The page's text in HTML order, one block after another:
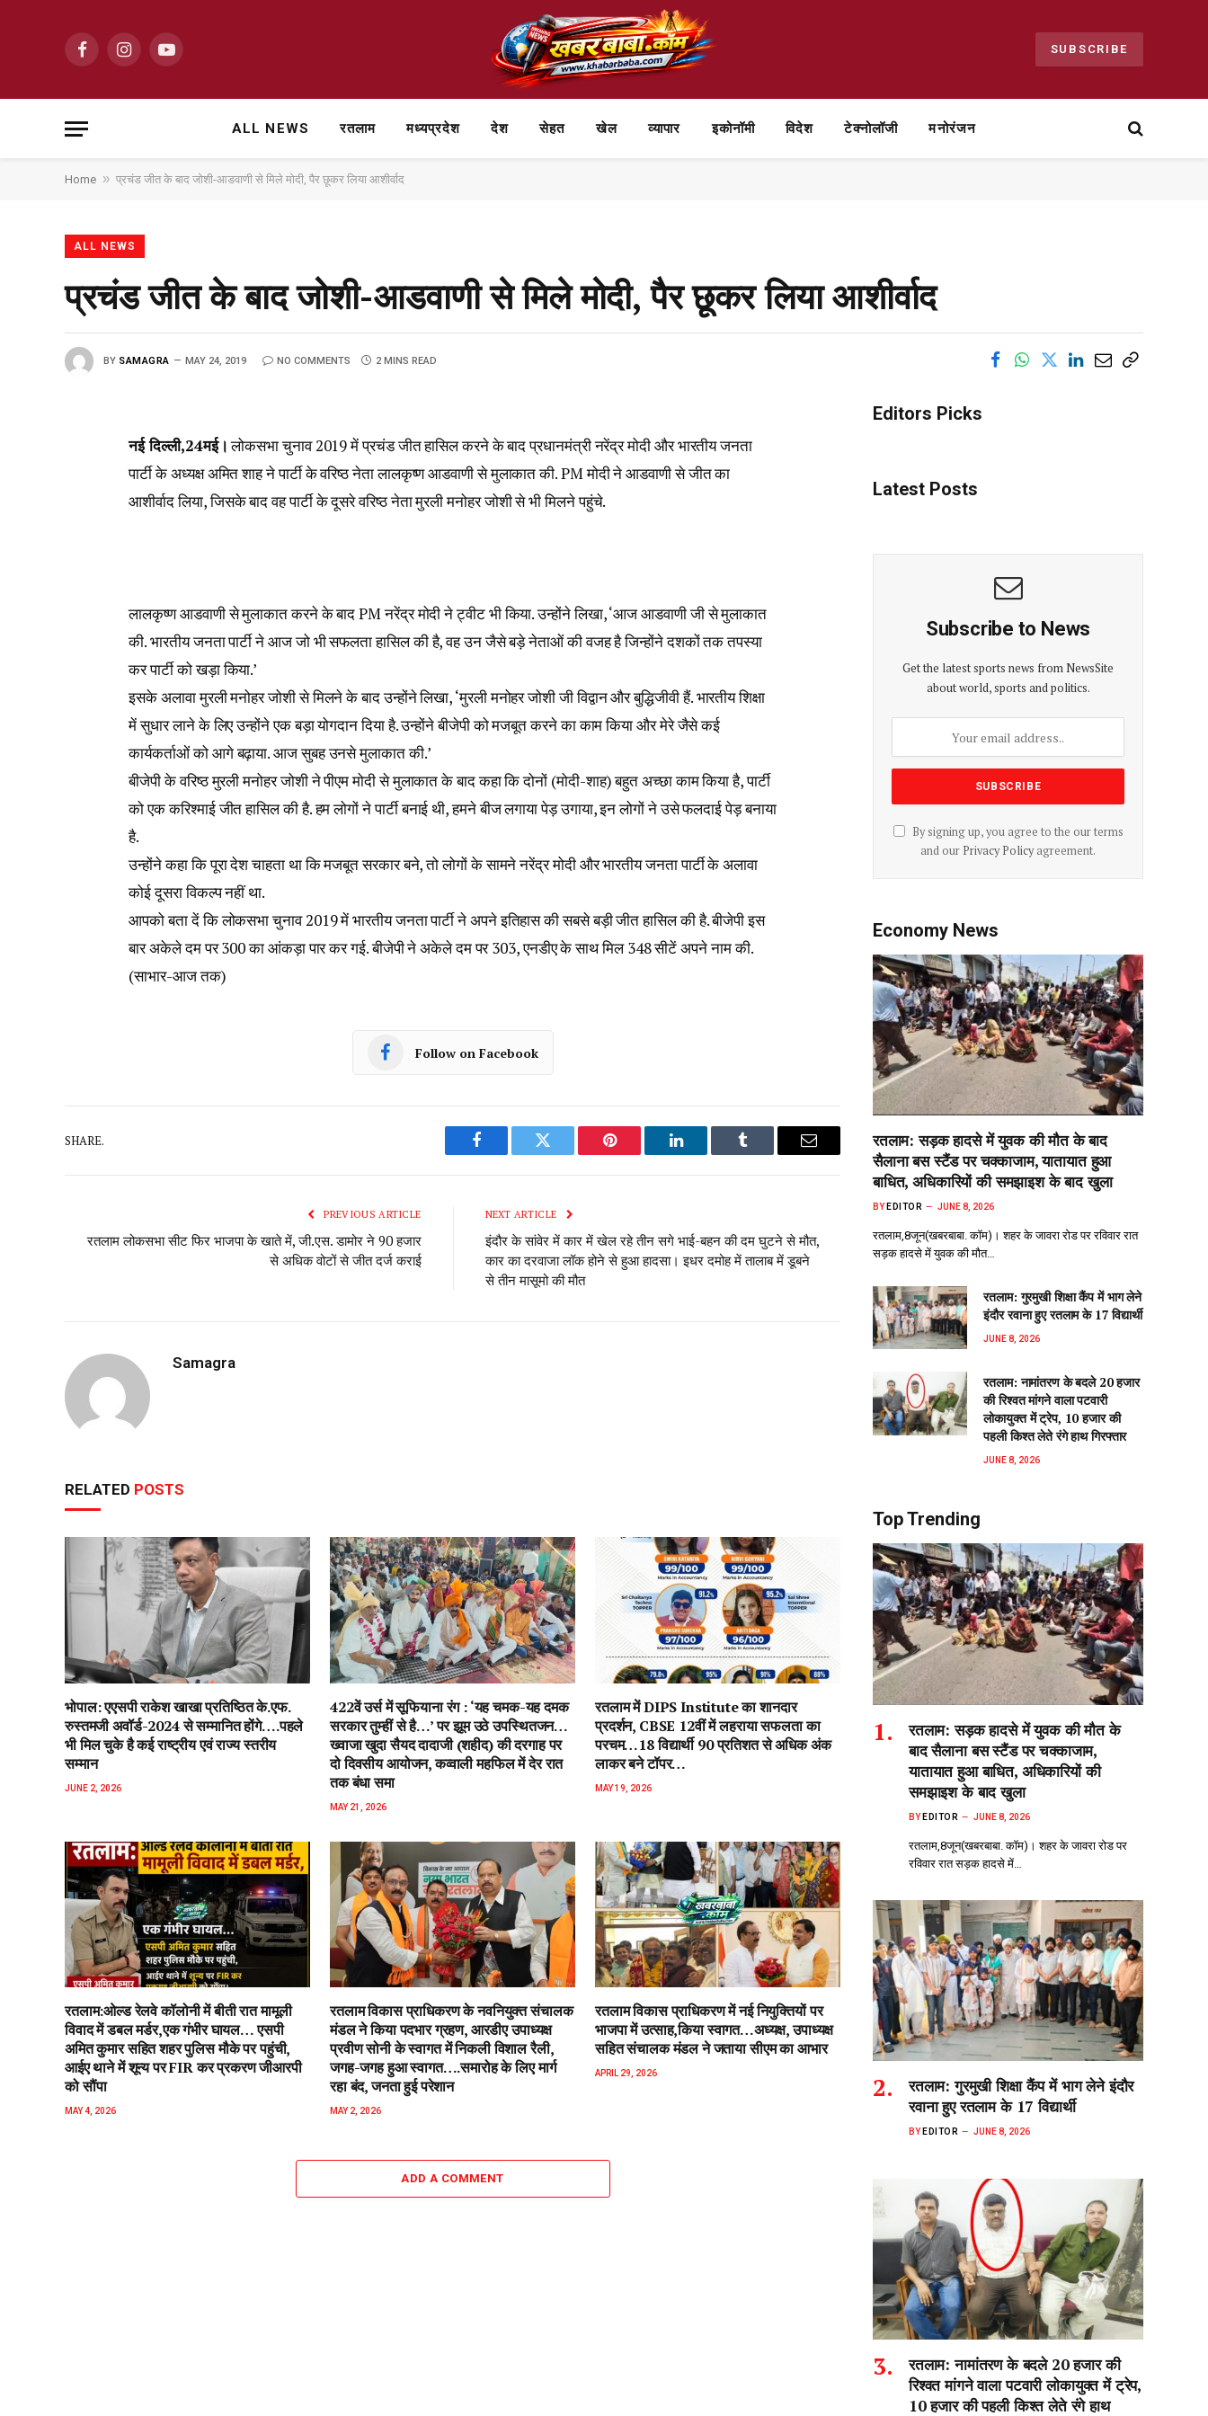
FacebookInstagramYouTube SUBSCRIBE
ALL NEWS रतलाम मध्यप्रदेश देश सेहत खेल व्यापार ⁠इकोनॉमी विदेश टेक्नोलॉजी मनोरंजन
Home » प्रचंड जीत के बाद जोशी-आडवाणी से मिले मोदी, पैर छूकर लिया आशीर्वाद
ALL NEWS
प्रचंड जीत के बाद जोशी-आडवाणी से मिले मोदी, पैर छूकर लिया आशीर्वाद
BY SAMAGRA MAY 24, 2019 NO COMMENTS 2 MINS READ
नई दिल्ली,24मई।लोकसभा चुनाव 2019 में प्रचंड जीत हासिल करने के बाद प्रधानमंत्री नरेंद्र मोदी और भारतीय जनता
पार्टी के अध्यक्ष अमित शाह ने पार्टी के वरिष्ठ नेता लालकृष्ण आडवाणी से मुलाकात की. PM मोदी ने आडवाणी से जीत का
आशीर्वाद लिया, जिसके बाद वह पार्टी के दूसरे वरिष्ठ नेता मुरली मनोहर जोशी से भी मिलने पहुंचे.
लालकृष्ण आडवाणी से मुलाकात करने के बाद PM नरेंद्र मोदी ने ट्वीट भी किया. उन्होंने लिखा, ‘आज आडवाणी जी से मुलाकात
की. भारतीय जनता पार्टी ने आज जो भी सफलता हासिल की है, वह उन जैसे बड़े नेताओं की वजह है जिन्होंने दशकों तक तपस्या
कर पार्टी को खड़ा किया.’
इसके अलावा मुरली मनोहर जोशी से मिलने के बाद उन्होंने लिखा, ‘मुरली मनोहर जोशी जी विद्वान और बुद्धिजीवी हैं. भारतीय शिक्षा
में सुधार लाने के लिए उन्होंने एक बड़ा योगदान दिया है. उन्होंने बीजेपी को मजबूत करने का काम किया और मेरे जैसे कई
कार्यकर्ताओं को आगे बढ़ाया. आज सुबह उनसे मुलाकात की.’
बीजेपी के वरिष्ठ मुरली मनोहर जोशी ने पीएम मोदी से मुलाकात के बाद कहा कि दोनों (मोदी-शाह) बहुत अच्छा काम किया है, पार्टी
को एक करिश्माई जीत हासिल की है. हम लोगों ने पार्टी बनाई थी, हमने बीज लगाया पेड़ उगाया, इन लोगों ने उसे फलदाई पेड़ बनाया
है.
उन्होंने कहा कि पूरा देश चाहता था कि मजबूत सरकार बने, तो लोगों के सामने नरेंद्र मोदी और भारतीय जनता पार्टी के अलावा
कोई दूसरा विकल्प नहीं था.
आपको बता दें कि लोकसभा चुनाव 2019 में भारतीय जनता पार्टी ने अपने इतिहास की सबसे बड़ी जीत हासिल की है. बीजेपी इस
बार अकेले दम पर 300 का आंकड़ा पार कर गई. बीजेपी ने अकेले दम पर 303, एनडीए के साथ मिल 348 सीटें अपने नाम की.
(साभार-आज तक)
Follow on Facebook
SHARE.
Facebook Twitter Pinterest LinkedIn Tumblr Email
PREVIOUS ARTICLE
रतलाम लोकसभा सीट फिर भाजपा के खाते में, जी.एस. डामोर ने 90 हजार
से अधिक वोटों से जीत दर्ज कराई
NEXT ARTICLE
इंदौर के सांवेर में कार में खेल रहे तीन सगे भाई-बहन की दम घुटने से मौत,
कार का दरवाजा लॉक होने से हुआ हादसा। इधर दमोह में तालाब में डूबने
से तीन मासूमो की मौत
Samagra
RELATED POSTS
भोपाल: एएसपी राकेश‌ खाखा प्रतिष्ठित के.एफ.
रुस्तमजी अवॉर्ड-2024 से सम्मानित होंगे….पहले
भी मिल चुके है कई राष्ट्रीय एवं राज्य स्तरीय
सम्मान
JUNE 2, 2026
422वें उर्स में सूफियाना रंग : ‘यह चमक-यह दमक
सरकार तुम्हीं से है…’ पर झूम उठे उपस्थितजन…
ख्वाजा खुदा सैयद दादाजी (शहीद) की दरगाह पर
दो दिवसीय आयोजन, कव्वाली महफिल में देर रात
तक बंधा समा
MAY 21, 2026
रतलाम में DIPS Institute का शानदार
प्रदर्शन, CBSE 12वीं में लहराया सफलता का
परचम…18 विद्यार्थी 90 प्रतिशत से अधिक अंक
लाकर बने टॉपर…
MAY 19, 2026
रतलाम:ओल्ड रेलवे कॉलोनी में बीती रात मामूली
विवाद में डबल मर्डर,एक गंभीर घायल… एसपी
अमित कुमार सहित शहर पुलिस मौके पर पहुंची,
आईए थाने में शून्य पर FIR कर प्रकरण जीआरपी
को सौंपा
MAY 4, 2026
रतलाम विकास प्राधिकरण के नवनियुक्त संचालक
मंडल ने किया पदभार ग्रहण, आरडीए उपाध्यक्ष
प्रवीण सोनी के स्वागत में निकली विशाल रैली,
जगह-जगह हुआ स्वागत….समारोह के लिए मार्ग
रहा बंद, जनता हुई परेशान
MAY 2, 2026
रतलाम विकास प्राधिकरण में नई नियुक्तियों पर
भाजपा में उत्साह,किया स्वागत…अध्यक्ष, उपाध्यक्ष
सहित संचालक मंडल ने जताया सीएम का आभार
APRIL 29, 2026
ADD A COMMENT
Editors Picks
Latest Posts
Subscribe to News
Get the latest sports news from NewsSite
about world, sports and politics.
By signing up, you agree to the our terms
and our Privacy Policyagreement.
Economy News
रतलाम: सड़क हादसे में युवक की मौत के बाद
सैलाना बस स्टैंड पर चक्काजाम, यातायात हुआ
बाधित, अधिकारियों की समझाइश के बाद खुला
BY EDITOR JUNE 8, 2026
रतलाम,8जून(खबरबाबा. कॉम)। शहर के जावरा रोड पर रविवार रात
सड़क हादसे में युवक की मौत…
रतलाम: गुरमुखी शिक्षा कैंप में भाग लेने
इंदौर रवाना हुए रतलाम के 17 विद्यार्थी
JUNE 8, 2026
रतलाम: नामांतरण के बदले 20 हजार
की रिश्वत मांगने वाला पटवारी
लोकायुक्त में ट्रेप, 10 हजार की
पहली किश्त लेते रंगे हाथ गिरफ्तार
JUNE 8, 2026
Top Trending
रतलाम: सड़क हादसे में युवक की मौत के
बाद सैलाना बस स्टैंड पर चक्काजाम,
यातायात हुआ बाधित, अधिकारियों की
समझाइश के बाद खुला
BY EDITOR JUNE 8, 2026
रतलाम,8जून(खबरबाबा. कॉम)। शहर के जावरा रोड पर
रविवार रात सड़क हादसे में…
रतलाम: गुरमुखी शिक्षा कैंप में भाग लेने इंदौर
रवाना हुए रतलाम के 17 विद्यार्थी
BY EDITOR JUNE 8, 2026
रतलाम: नामांतरण के बदले 20 हजार की
रिश्वत मांगने वाला पटवारी लोकायुक्त में ट्रेप,
10 हजार की पहली किश्त लेते रंगे हाथ